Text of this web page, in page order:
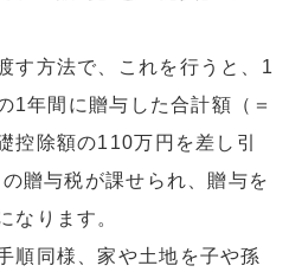
す方法で、これを行うと、1
1年間に贈与した合計額（＝
控除額の110万円を差し引
贈与税が課せられ、贈与を
なります。
順同様、家や土地を子や孫